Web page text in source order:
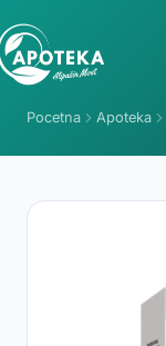
Pocetna Apoteka